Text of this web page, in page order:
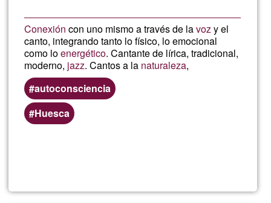
Conexión con uno mismo a través de lavozy el
canto, integrando tanto lo físico, lo emocional
como loenergético. Cantante de lírica, tradicional,
moderno, jazz. Cantos a la naturaleza,
autoconsciencia
Huesca